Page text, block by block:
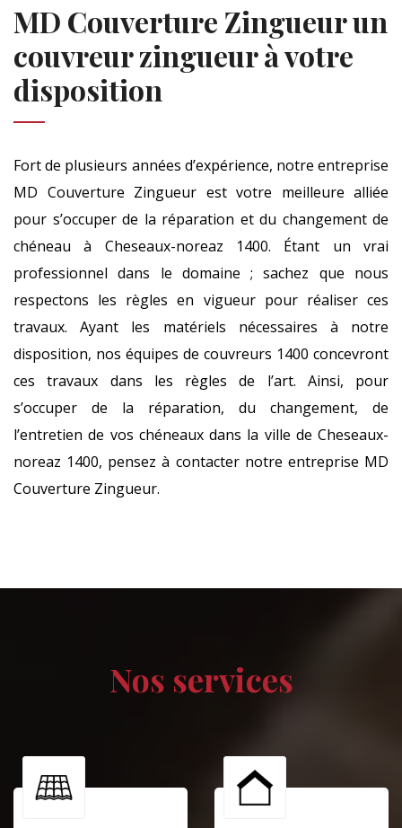
MD Couverture Zingueur un
couvreur zingueur à votre
disposition
Fort de plusieurs années d’expérience, notre entreprise
MD Couverture Zingueur est votre meilleure alliée
pour s’occuper de la réparation et du changement de
chéneau à Cheseaux-noreaz 1400. Étant un vrai
professionnel dans le domaine ; sachez que nous
respectons les règles en vigueur pour réaliser ces
travaux. Ayant les matériels nécessaires à notre
disposition, nos équipes de couvreurs 1400 concevront
ces travaux dans les règles de l’art. Ainsi, pour
s’occuper de la réparation, du changement, de
l’entretien de vos chéneaux dans la ville de Cheseaux-
noreaz 1400, pensez à contacter notre entreprise MD
Couverture Zingueur.
Nos services